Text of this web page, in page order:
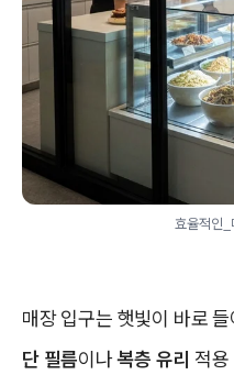
효율적인
매장 입구는 햇빛이 바로
단 필름이나복층 유리 적